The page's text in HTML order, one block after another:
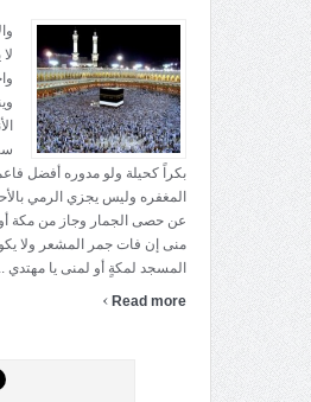
بكراً كحيلة ولو مدوره أفضل
المغفره وليس يجزي الرمي
عن حصى الجمار وجاز من مكة
منى إن فات جمر المشعر ولا
المسجد لمكةٍ أو لمنى يا مهتدي ...
Read more
›